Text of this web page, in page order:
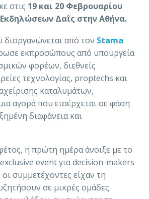
στις 19 και 20 Φεβρουαρίου
Δαΐς στην Αθήνα.
από τον Stama
εκπροσώπους από υπουργεία
φορέων, διεθνείς
τεχνολογίας, proptechs και
καταλυμάτων,
αγορά που εισέρχεται σε φάση
διαφάνεια και
η πρώτη ημέρα άνοιξε με το
event για decision-makers
συμμετέχοντες είχαν τη
σε μικρές ομάδες